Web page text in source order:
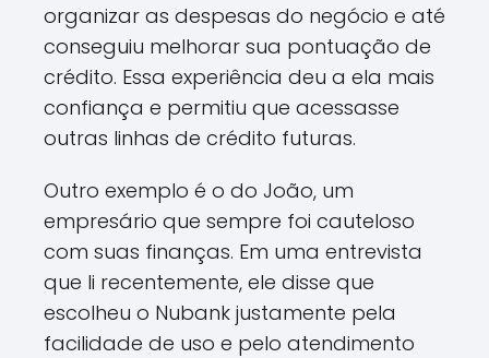
organizar as despesas do negócio e até
conseguiu melhorar sua pontuação de
crédito. Essa experiência deu a ela mais
confiança e permitiu que acessasse
outras linhas de crédito futuras.
Outro exemplo é o do João, um
empresário que sempre foi cauteloso
com suas finanças. Em uma entrevista
que li recentemente, ele disse que
escolheu o Nubank justamente pela
facilidade de uso e pelo atendimento